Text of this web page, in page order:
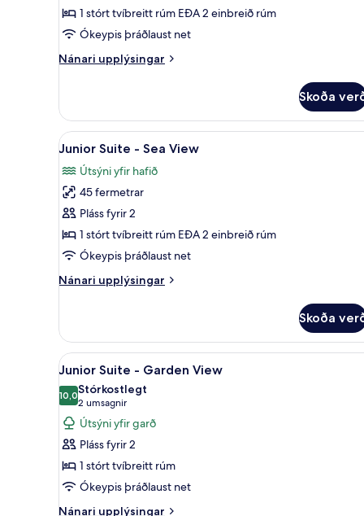
1 stórt tvíbreitt rúm EÐA 2 einbreið rúm
Ókeypis þráðlaust net
Nánari upplýsingar
Nánari
svíta
Skoða
Skoða
allar
myndir
fyrir
Junior
Suite
-
View
Junior Suite - Sea View | 1
6
Junior Suite - Sea View
Útsýni yfir hafið
45 fermetrar
Pláss fyrir 2
1 stórt tvíbreitt rúm EÐA 2 einbreið rúm
Ókeypis þráðlaust net
Nánari upplýsingar
Nánari
Suite
Sea
View
Skoða
Skoða
allar
myndir
fyrir
Junior
Suite
-
Garden
View
Junior Suite - Garden View |
5
Junior Suite - Garden View
10,010,0 af 10
Stórkostlegt
2 umsagnir
(2
umsagnir)
Útsýni yfir garð
Pláss fyrir 2
1 stórt tvíbreitt rúm
Ókeypis þráðlaust net
Nánari upplýsingar
Nánari